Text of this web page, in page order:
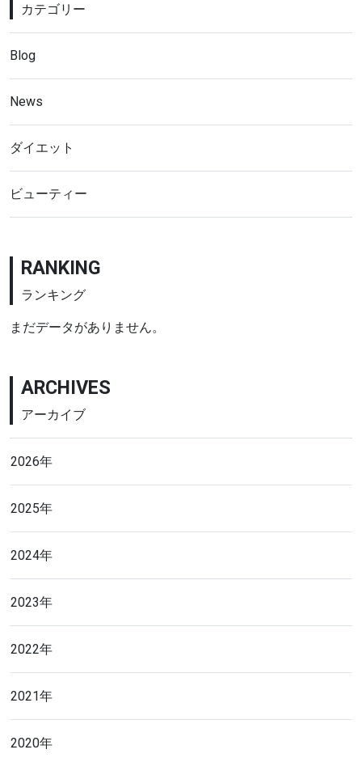
カテゴリー
Blog
News
ダイエット
ビューティー
RANKING
ランキング
まだデータがありません。
ARCHIVES
アーカイブ
2026年
2025年
2024年
2023年
2022年
2021年
2020年